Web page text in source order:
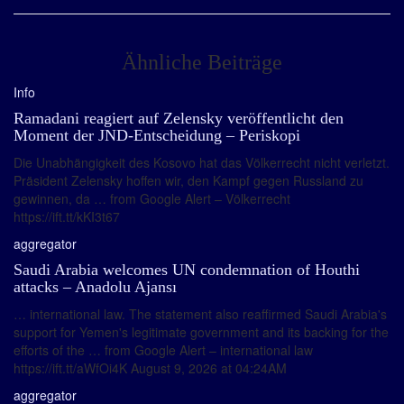
Ähnliche Beiträge
Info
Ramadani reagiert auf Zelensky veröffentlicht den
Moment der JND-Entscheidung – Periskopi
Die Unabhängigkeit des Kosovo hat das Völkerrecht nicht verletzt.
Präsident Zelensky hoffen wir, den Kampf gegen Russland zu
gewinnen, da … from Google Alert – Völkerrecht
https://ift.tt/kKI3t67
aggregator
Saudi Arabia welcomes UN condemnation of Houthi
attacks – Anadolu Ajansı
… international law. The statement also reaffirmed Saudi Arabia's
support for Yemen's legitimate government and its backing for the
efforts of the … from Google Alert – international law
https://ift.tt/aWfOi4K August 9, 2026 at 04:24AM
aggregator